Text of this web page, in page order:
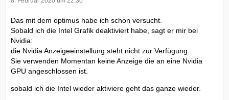
Das mit dem optimus habe ich schon versucht.
Sobald ich die Intel Grafik deaktiviert habe, sagt er mir bei
Nvidia:
die Nvidia Anzeigeeinstellung steht nicht zur Verfügung.
Sie verwenden Momentan keine Anzeige die an eine Nvidia
GPU angeschlossen ist.
sobald ich die Intel wieder aktiviere geht das ganze wieder.